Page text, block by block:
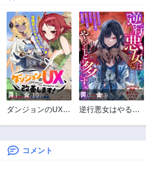
第16話
3年前
第15話
3年前
第14話
3年前
第13話
3年前
第12話
3年前
第11話
3年前
第10話
3年前
第9話
3年前
第8話 第7話
第6話
1 10
ダンジョンのUX、
0 9
逆行悪女はやるこ
コメント